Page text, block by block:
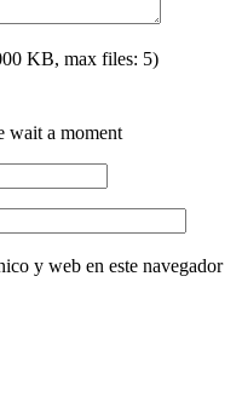
KB, max files: 5)
wait a moment
y web en este navegador